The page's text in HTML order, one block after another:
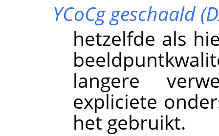
YCoCg geschaald
hetzelfde als
langere
expliciete
het gebruikt.